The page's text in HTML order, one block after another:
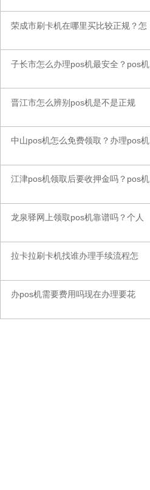
荣成市刷卡机在哪里买比较正规？怎
子长市怎么办理pos机最安全？pos机
晋江市怎么辨别pos机是不是正规
中山pos机怎么免费领取？办理pos机
江津pos机领取后要收押金吗？pos机
龙泉驿网上领取pos机靠谱吗？个人
拉卡拉刷卡机找谁办理手续流程怎
办pos机需要费用吗现在办理要花